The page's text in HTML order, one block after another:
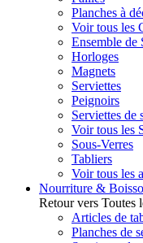
Planches à
Voir tous les
Ensemble de
Horloges
Magnets
Serviettes
Peignoirs
Serviettes de
Voir tous les
Sous-Verres
Tabliers
Voir tous les
Nourriture &
Retour vers Toutes
Articles de
Planches de